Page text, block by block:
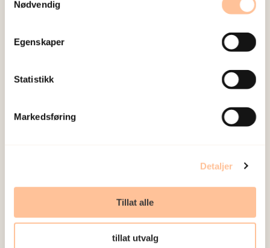
Nødvendig
Egenskaper
Statistikk
Markedsføring
Detaljer
Tillat alle
tillat utvalg
Her finner du brosjyrer om TF-CBT på forskjellige
Hva er TF-CBT? (Samisk)
Hva er TF-CBT? (Engelsk)
Hva er TF-CBT? (Farsi)